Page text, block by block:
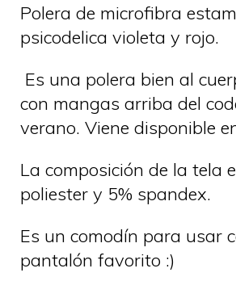
Polera de microfibra
psicodelica violeta y rojo.
Es una polera bien al
con mangas arriba del
verano. Viene disponible
La composición de la tela
poliester y 5% spandex.
Es un comodín para usar
pantalón favorito :)